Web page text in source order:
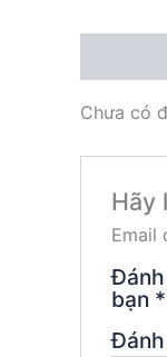
Chưa có
Hãy
Email
bạn *